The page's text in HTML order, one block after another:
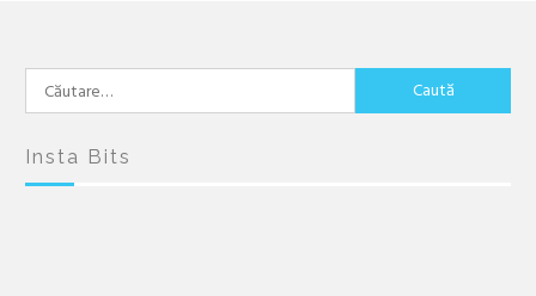
după:
Insta Bits